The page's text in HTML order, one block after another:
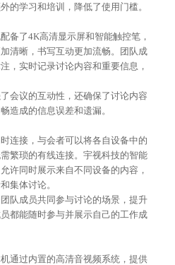
的学习和培训，降低了使用门槛。
备了4K高清显示屏和智能触控笔，
清晰，书写互动更加流畅。团队成
，实时记录讨论内容和重要信息，
会议的互动性，还确保了讨论内容
造成的信息误差和遗漏。
连接，与会者可以将各自设备中的
繁琐的有线连接。宇视科技的智能
许同时展示来自不同设备的内容，
集体讨论。
队成员共同参与讨论的场景，提升
都能随时参与并展示自己的工作成
通过内置的高清音视频系统，提供